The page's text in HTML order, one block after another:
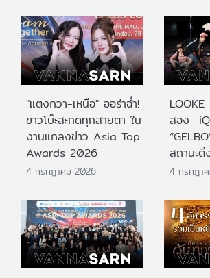
"แตงกวา-เหนือ" ออร่าฉ่ำ!
ขาวโบ๊ะสะกดทุกสายตา ใน
งานแถลงข่าว Asia Top
Awards 2026
4 กรกฎาคม 2026
สอง
สถานะติ่
4 กรกฎา